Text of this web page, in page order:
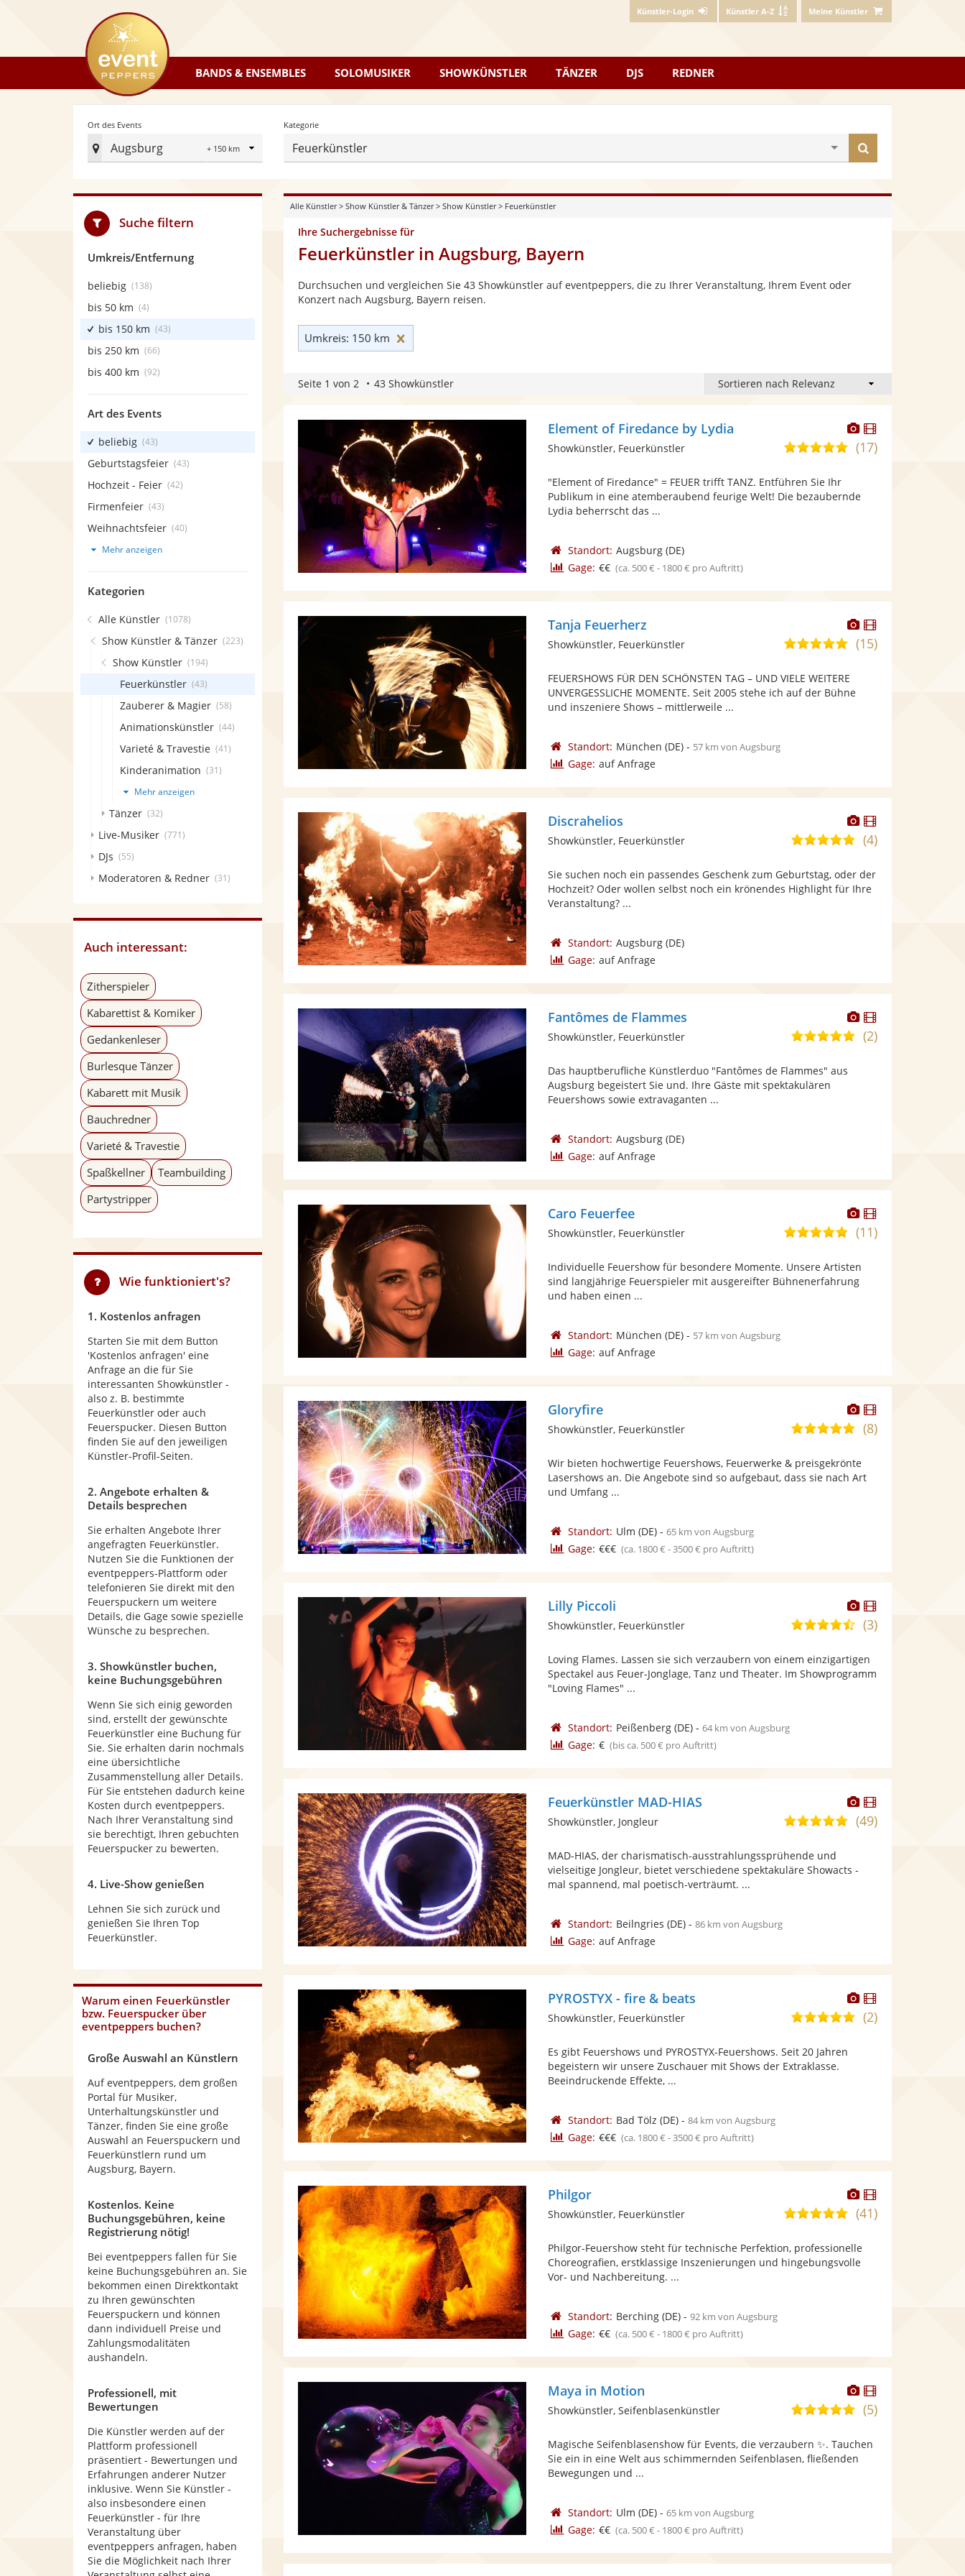
Künstler-Login Künstler A-Z Meine Künstler
eventpeppers
BANDS & ENSEMBLES SOLOMUSIKER SHOWKÜNSTLER TÄNZER DJS REDNER
Ort des Events
Augsburg
Radius
Ort
Events
festlegen
Kategorie
Feuerkünstler
finden
Alle Künstler> Show Künstler & Tänzer> Show Künstler> Feuerkünstler
Ihre Suchergebnisse für
Feuerkünstler in Augsburg, Bayern
Durchsuchen und vergleichen Sie 43 Showkünstler auf eventpeppers, die zu Ihrer Veranstaltung, Ihrem Event oder
Konzert nach Augsburg, Bayern reisen.
Umkreis: 150 km
Seite 1 von 2 43 Showkünstler
Dieser
Künstler
stellt
Dieser
Künstler
Element of Firedance by Lydia
5,0
Sternen
(17)
Showkünstler, Feuerkünstler
"Element of Firedance" = FEUER trifft TANZ. Entführen Sie Ihr
Publikum in eine atemberaubend feurige Welt! Die bezaubernde
Lydia beherrscht das ...
Standort: Augsburg(DE)
Gage: €€ (ca. 500 € - 1800 € pro Auftritt)
Dieser
Künstler
stellt
Dieser
Künstler
Tanja Feuerherz
5,0
5
Sternen
(15)
Showkünstler, Feuerkünstler
FEUERSHOWS FÜR DEN SCHÖNSTEN TAG – UND VIELE WEITERE
UNVERGESSLICHE MOMENTE. Seit 2005 stehe ich auf der Bühne
und inszeniere Shows – mittlerweile ...
Standort: München (DE)- 57 km von Augsburg
Gage: auf Anfrage
Dieser
Künstler
stellt
Fotos
bereit.
Dieser
Künstler
Discrahelios
5,0
5
Sternen
(4)
Showkünstler, Feuerkünstler
Sie suchen noch ein passendes Geschenk zum Geburtstag, oder der
Hochzeit? Oder wollen selbst noch ein krönendes Highlight für Ihre
Veranstaltung? ...
Standort: Augsburg(DE)
Gage: auf Anfrage
Dieser
Künstler
stellt
Dieser
Künstler
Fantômes de Flammes
5,0(2)
Showkünstler, Feuerkünstler
Das hauptberufliche Künstlerduo "Fantômes de Flammes" aus
Augsburg begeistert Sie und. Ihre Gäste mit spektakulären
Feuershows sowie extravaganten ...
Standort: Augsburg(DE)
Gage: auf Anfrage
Dieser
Künstler
stellt
bereit.
Dieser
Künstler
Caro Feuerfee
4,9
5
Sternen
(11)
Showkünstler, Feuerkünstler
Individuelle Feuershow für besondere Momente. Unsere Artisten
sind langjährige Feuerspieler mit ausgereifter Bühnenerfahrung
und haben einen ...
Standort: München (DE)- 57 km von Augsburg
Gage: auf Anfrage
Dieser
Künstler
stellt
bereit.
Dieser
Künstler
Gloryfire
5,0
5
Sternen
(8)
Showkünstler, Feuerkünstler
Wir bieten hochwertige Feuershows, Feuerwerke & preisgekrönte
Lasershows an. Die Angebote sind so aufgebaut, dass sie nach Art
und Umfang ...
Standort: Ulm (DE)- 65 km von Augsburg
Gage: €€€ (ca. 1800 € - 3500 € pro Auftritt)
Dieser
Künstler
stellt
bereit.
Dieser
Künstler
Lilly Piccoli
4,7
5
Sternen
(3)
Showkünstler, Feuerkünstler
Loving Flames. Lassen sie sich verzaubern von einem einzigartigen
Spectakel aus Feuer-Jonglage, Tanz und Theater. Im Showprogramm
"Loving Flames" ...
Standort: Peißenberg(DE)- 64 km von Augsburg
Gage: € (bis ca. 500 € pro Auftritt)
Dieser
Künstler
stellt
Dieser
Künstler
Feuerkünstler MAD-HIAS
4,9
Sternen
(49)
Showkünstler, Jongleur
MAD-HIAS, der charismatisch-ausstrahlungssprühende und
vielseitige Jongleur, bietet verschiedene spektakuläre Showacts -
mal spannend, mal poetisch-verträumt. ...
Standort: Beilngries (DE)- 86 km von Augsburg
Gage: auf Anfrage
Dieser
Künstler
stellt
Dieser
Künstler
PYROSTYX - fire & beats
5,0(2)
Showkünstler, Feuerkünstler
Es gibt Feuershows und PYROSTYX-Feuershows. Seit 20 Jahren
begeistern wir unsere Zuschauer mit Shows der Extraklasse.
Beeindruckende Effekte, ...
Standort: Bad Tölz (DE)- 84 km von Augsburg
Gage: €€€ (ca. 1800 € - 3500 € pro Auftritt)
Dieser
Künstler
stellt
bereit.
Dieser
Künstler
Philgor
4,9
5
Sternen
(41)
Showkünstler, Feuerkünstler
Philgor-Feuershow steht für technische Perfektion, professionelle
Choreografien, erstklassige Inszenierungen und hingebungsvolle
Vor- und Nachbereitung. ...
Standort: Berching(DE)- 92 km von Augsburg
Gage: €€ (ca. 500 € - 1800 € pro Auftritt)
Dieser
Künstler
stellt
bereit.
Dieser
Künstler
Maya in Motion
5,0
5
Sternen
(5)
Showkünstler, Seifenblasenkünstler
Magische Seifenblasenshow für Events, die verzaubern ✨. Tauchen
Sie ein in eine Welt aus schimmernden Seifenblasen, fließenden
Bewegungen und ...
Standort: Ulm (DE)- 65 km von Augsburg
Gage: €€ (ca. 500 € - 1800 € pro Auftritt)
Suche filtern
Umkreis/Entfernung
beliebig (138)
bis 50 km (4)
bis 150 km (43)
bis 250 km (66)
bis 400 km (92)
Art des Events
beliebig (43)
Geburtstagsfeier (43)
Hochzeit - Feier (42)
Firmenfeier (43)
Weihnachtsfeier (40)
Mehr anzeigen
Kategorien
Alle Künstler (1078)
Show Künstler & Tänzer (223)
Show Künstler (194)
Feuerkünstler (43)
Zauberer & Magier (58)
Animationskünstler (44)
Varieté & Travestie (41)
Kinderanimation (31)
Mehr anzeigen
Tänzer (32)
Live-Musiker (771)
DJs (55)
Moderatoren & Redner (31)
Auch interessant:
Zitherspieler
Kabarettist & Komiker
Gedankenleser
Burlesque Tänzer
Kabarett mit Musik
Bauchredner
Varieté & Travestie
Spaßkellner
Teambuilding
Partystripper
Wie funktioniert's?
1. Kostenlos anfragen
Starten Sie mit dem Button
'Kostenlos anfragen' eine
Anfrage an die für Sie
interessanten Showkünstler -
also z. B. bestimmte
Feuerkünstler oder auch
Feuerspucker. Diesen Button
finden Sie auf den jeweiligen
Künstler-Profil-Seiten.
2. Angebote erhalten &
Details besprechen
Sie erhalten Angebote Ihrer
angefragten Feuerkünstler.
Nutzen Sie die Funktionen der
eventpeppers-Plattform oder
telefonieren Sie direkt mit den
Feuerspuckern um weitere
Details, die Gage sowie spezielle
Wünsche zu besprechen.
3. Showkünstler buchen,
keine Buchungsgebühren
Wenn Sie sich einig geworden
sind, erstellt der gewünschte
Feuerkünstler eine Buchung für
Sie. Sie erhalten darin nochmals
eine übersichtliche
Zusammenstellung aller Details.
Für Sie entstehen dadurch keine
Kosten durch eventpeppers.
Nach Ihrer Veranstaltung sind
sie berechtigt, Ihren gebuchten
Feuerspucker zu bewerten.
4. Live-Show genießen
Lehnen Sie sich zurück und
genießen Sie Ihren Top
Feuerkünstler.
Warum einen Feuerkünstler
bzw. Feuerspucker über
eventpeppers buchen?
Große Auswahl an Künstlern
Auf eventpeppers, dem großen
Portal für Musiker,
Unterhaltungskünstler und
Tänzer, finden Sie eine große
Auswahl an Feuerspuckern und
Feuerkünstlern rund um
Augsburg, Bayern.
Kostenlos. Keine
Buchungsgebühren, keine
Registrierung nötig!
Bei eventpeppers fallen für Sie
keine Buchungsgebühren an. Sie
bekommen einen Direktkontakt
zu Ihren gewünschten
Feuerspuckern und können
dann individuell Preise und
Zahlungsmodalitäten
aushandeln.
Professionell, mit
Bewertungen
Die Künstler werden auf der
Plattform professionell
präsentiert - Bewertungen und
Erfahrungen anderer Nutzer
inklusive. Wenn Sie Künstler -
also insbesondere einen
Feuerkünstler - für Ihre
Veranstaltung über
eventpeppers anfragen, haben
Sie die Möglichkeit nach Ihrer